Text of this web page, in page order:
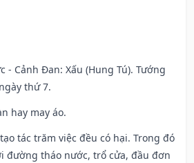
- Cảnh Đan: Xấu (Hung Tú). Tướng
thứ 7.
hay may áo.
tác trăm việc đều có hại. Trong đó
đường tháo nước, trổ cửa, đầu đơn